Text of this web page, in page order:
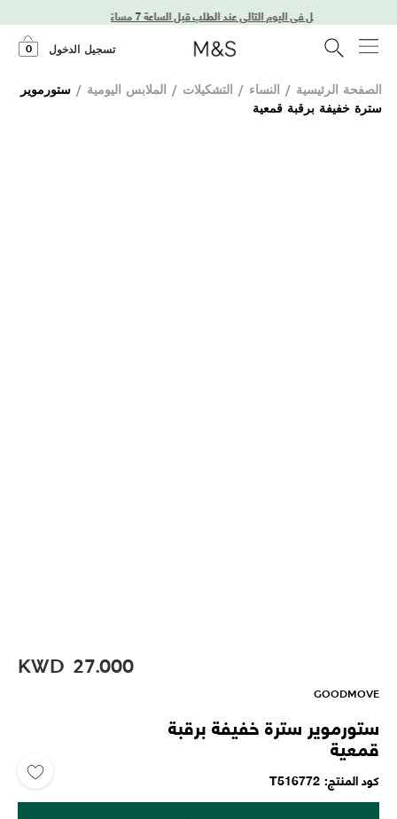
توصيل في اليوم التالي عند الطلب قبل الساعة 7 مساءً
تسجيل الدخول 0
الصفحة الرئيسية / النساء / التشكيلات / الملابس اليومية / ستورموير
سترة خفيفة برقبة قمعية
KWD 27.000
GOODMOVE
ستورموير سترة خفيفة برقبة
قمعية
كود المنتج T516772